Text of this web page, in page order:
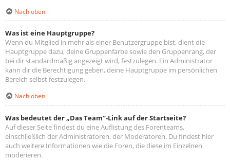
Nach oben
Was ist eine Hauptgruppe?
Wenn du Mitglied in mehr als einer Benutzergruppe bist, dient die
Hauptgruppe dazu, deine Gruppenfarbe sowie den Gruppenrang, der
bei dir standardmäßig angezeigt wird, festzulegen. Ein Administrator
kann dir die Berechtigung geben, deine Hauptgruppe im persönlichen
Bereich selbst festzulegen.
Nach oben
Was bedeutet der „Das Team“-Link auf der Startseite?
Auf dieser Seite findest du eine Auflistung des Forenteams,
einschließlich der Administratoren, der Moderatoren. Du findest hier
auch weitere Informationen wie die Foren, die diese im Einzelnen
moderieren.